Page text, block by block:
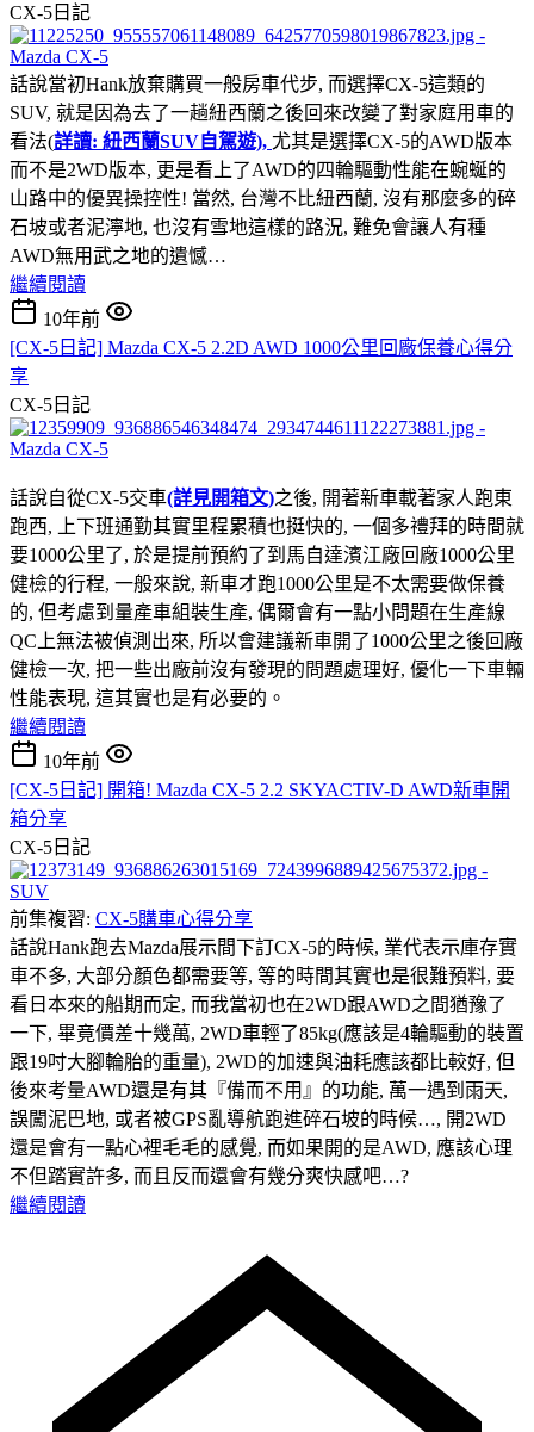
CX-5日記
話說當初Hank放棄購買一般房車代步, 而選擇CX-5這類的
SUV, 就是因為去了一趟紐西蘭之後回來改變了對家庭用車的
看法(詳讀: 紐西蘭SUV自駕遊), 尤其是選擇CX-5的AWD版本
而不是2WD版本, 更是看上了AWD的四輪驅動性能在蜿蜒的
山路中的優異操控性! 當然, 台灣不比紐西蘭, 沒有那麼多的碎
石坡或者泥濘地, 也沒有雪地這樣的路況, 難免會讓人有種
AWD無用武之地的遺憾…
繼續閱讀
10年前
[CX-5日記] Mazda CX-5 2.2D AWD 1000公里回廠保養心得分
享
CX-5日記
話說自從CX-5交車(詳見開箱文)之後, 開著新車載著家人跑東
跑西, 上下班通勤其實里程累積也挺快的, 一個多禮拜的時間就
要1000公里了, 於是提前預約了到馬自達濱江廠回廠1000公里
健檢的行程, 一般來說, 新車才跑1000公里是不太需要做保養
的, 但考慮到量產車組裝生產, 偶爾會有一點小問題在生產線
QC上無法被偵測出來, 所以會建議新車開了1000公里之後回廠
健檢一次, 把一些出廠前沒有發現的問題處理好, 優化一下車輛
性能表現, 這其實也是有必要的。
繼續閱讀
10年前
[CX-5日記] 開箱! Mazda CX-5 2.2 SKYACTIV-D AWD新車開
箱分享
CX-5日記
前集複習: CX-5購車心得分享
話說Hank跑去Mazda展示間下訂CX-5的時候, 業代表示庫存實
車不多, 大部分顏色都需要等, 等的時間其實也是很難預料, 要
看日本來的船期而定, 而我當初也在2WD跟AWD之間猶豫了
一下, 畢竟價差十幾萬, 2WD車輕了85kg(應該是4輪驅動的裝置
跟19吋大腳輪胎的重量), 2WD的加速與油耗應該都比較好, 但
後來考量AWD還是有其『備而不用』的功能, 萬一遇到雨天,
誤闖泥巴地, 或者被GPS亂導航跑進碎石坡的時候…, 開2WD
還是會有一點心裡毛毛的感覺, 而如果開的是AWD, 應該心理
不但踏實許多, 而且反而還會有幾分爽快感吧…?
繼續閱讀